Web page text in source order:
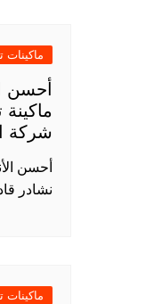
ماكينات
أحسن
شركة
أحسن
نشادر
ماكينات